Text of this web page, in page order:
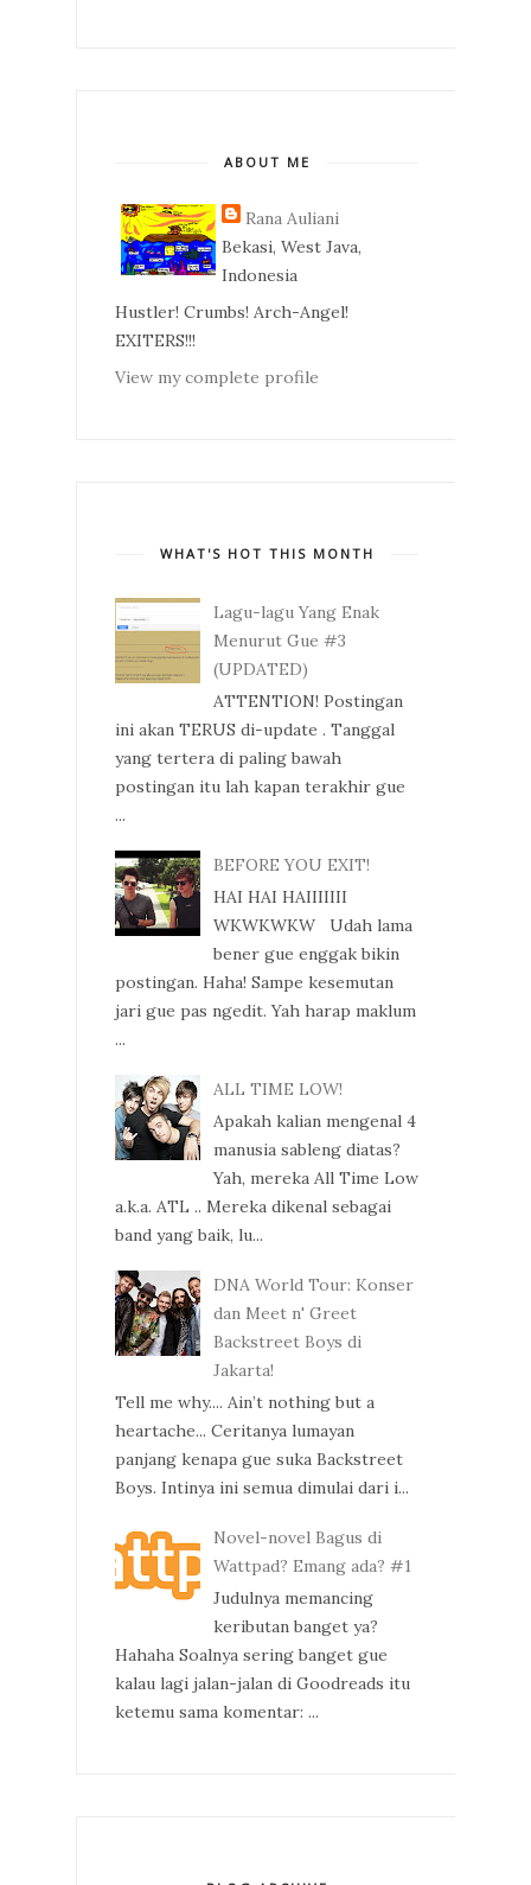
ABOUT ME
Rana Auliani
Bekasi, West Java,
Indonesia
Hustler! Crumbs! Arch-Angel!
EXITERS!!!
View my complete profile
WHAT'S HOT THIS MONTH
Lagu-lagu Yang Enak
Menurut Gue #3
(UPDATED)
ATTENTION! Postingan
ini akan TERUS di-update . Tanggal
yang tertera di paling bawah
postingan itu lah kapan terakhir gue
...
BEFORE YOU EXIT!
HAI HAI HAIIIIIII
WKWKWKW Udah lama
bener gue enggak bikin
postingan. Haha! Sampe kesemutan
jari gue pas ngedit. Yah harap maklum
...
ALL TIME LOW!
Apakah kalian mengenal 4
manusia sableng diatas?
Yah, mereka All Time Low
a.k.a. ATL .. Mereka dikenal sebagai
band yang baik, lu...
DNA World Tour: Konser
dan Meet n' Greet
Backstreet Boys di
Jakarta!
Tell me why.... Ain’t nothing but a
heartache... Ceritanya lumayan
panjang kenapa gue suka Backstreet
Boys. Intinya ini semua dimulai dari i...
Novel-novel Bagus di
Wattpad? Emang ada? #1
Judulnya memancing
keributan banget ya?
Hahaha Soalnya sering banget gue
kalau lagi jalan-jalan di Goodreads itu
ketemu sama komentar: ...